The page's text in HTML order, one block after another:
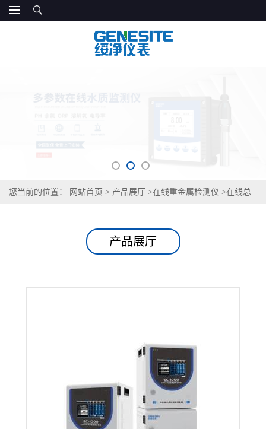
您当前的位置： 网站首页 > 产品展厅 >在线重金属检测仪 >在线总
产品展厅